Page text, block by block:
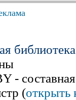
-
(открыть